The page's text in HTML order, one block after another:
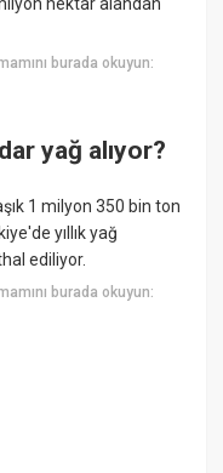
burada okuyun:
yağ alıyor?
1 milyon 350 bin ton
yıllık yağ
ediliyor.
burada okuyun: